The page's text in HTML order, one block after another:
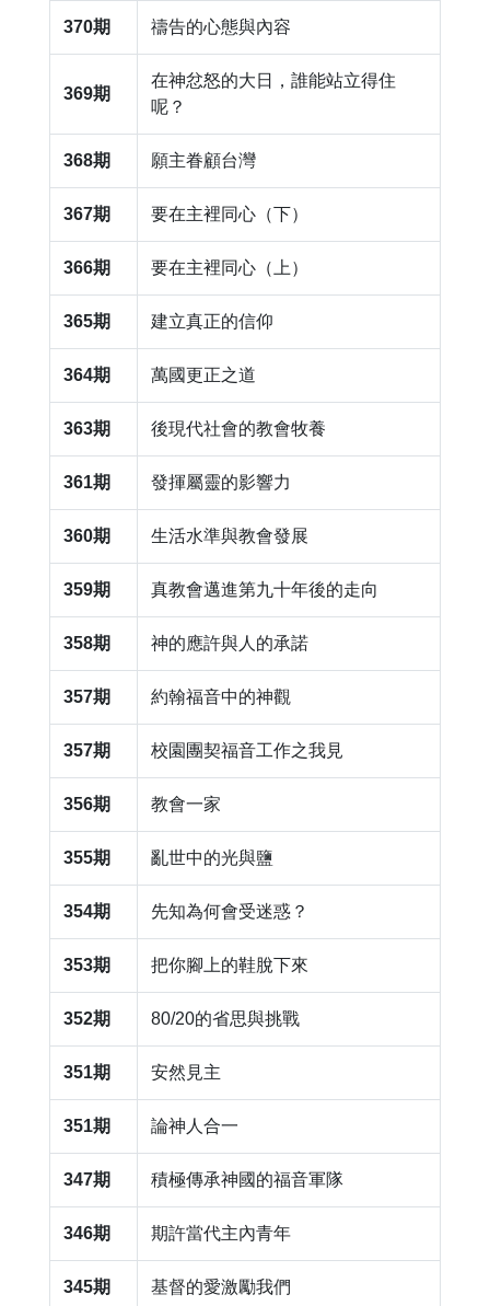
370期 ​禱告的心態與內容
369期
​在神忿怒的大日，誰能站立得住
呢？
368期 ​願主眷顧台灣
367期 要在主裡同心（下）
366期 ​要在主裡同心（上）
365期 建立真正的信仰
364期 ​萬國更正之道
363期 後現代社會的教會牧養
361期 ​發揮屬靈的影響力
360期 ​生活水準與教會發展
359期 ​真教會邁進第九十年後的走向
358期 神的應許與人的承諾
357期 ​約翰福音中的神觀
357期 ​校園團契福音工作之我見
356期 ​教會一家
355期 亂世中的光與鹽
354期 ​先知為何會受迷惑？
353期 ​把你腳上的鞋脫下來
352期 80/20的省思與挑戰
351期 ​安然見主
351期 ​論神人合一
347期 積極傳承神國的福音軍隊
346期 ​期許當代主內青年
345期 基督的愛激勵我們